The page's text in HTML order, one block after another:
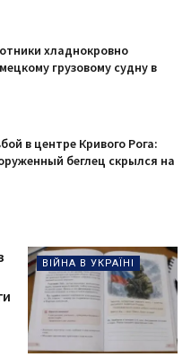
хладнокровно
грузовому судну в
в центре Кривого Рога:
беглец скрылся на
ВІЙНА В УКРАЇНІ